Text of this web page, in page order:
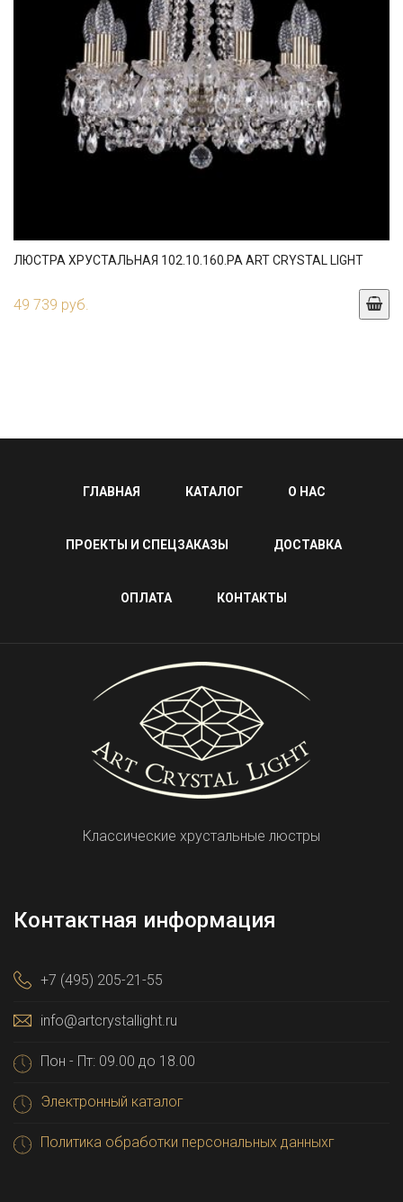
ЛЮСТРА ХРУСТАЛЬНАЯ 102.10.160.PA ART CRYSTAL LIGHT
49 739 руб.
ГЛАВНАЯ КАТАЛОГ О НАС
ПРОЕКТЫ И СПЕЦЗАКАЗЫ ДОСТАВКА
ОПЛАТА КОНТАКТЫ
Классические хрустальные люстры
Контактная информация
+7 (495) 205-21-55
info@artcrystallight.ru
Пон - Пт: 09.00 до 18.00
Электронный каталог
Политика обработки персональных данныхг